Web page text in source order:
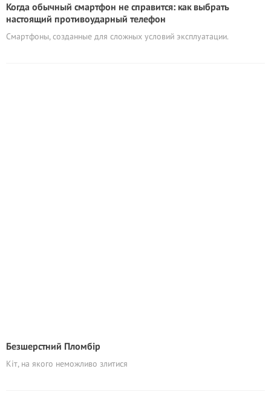
Когда обычный смартфон не справится: как выбрать
настоящий противоударный телефон
Смартфоны, созданные для сложных условий эксплуатации.
Безшерстний Пломбір
Кіт, на якого неможливо злитися